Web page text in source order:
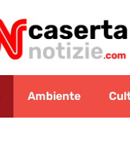
Ambiente